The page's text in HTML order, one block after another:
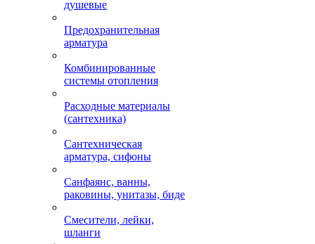
душевые
Предохранительная
арматура
Комбинированные
системы отопления
Расходные материалы
(сантехника)
Сантехническая
арматура, сифоны
Санфаянс, ванны,
раковины, унитазы, биде
Смесители, лейки,
шланги